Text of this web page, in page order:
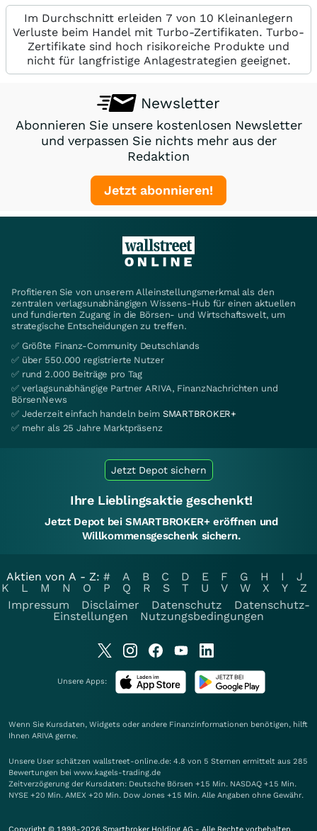
Im Durchschnitt erleiden 7 von 10 Kleinanlegern
Verluste beim Handel mit Turbo-Zertifikaten. Turbo-
Zertifikate sind hoch risikoreiche Produkte und
nicht für langfristige Anlagestrategien geeignet.
Newsletter
Abonnieren Sie unsere kostenlosen Newsletter
und verpassen Sie nichts mehr aus der
Redaktion
Jetzt abonnieren!
Profitieren Sie von unserem Alleinstellungsmerkmal als den
zentralen verlagsunabhängigen Wissens-Hub für einen aktuellen
und fundierten Zugang in die Börsen- und Wirtschaftswelt, um
strategische Entscheidungen zu treffen.
✅ Größte Finanz-Community Deutschlands
✅ über 550.000 registrierte Nutzer
✅ rund 2.000 Beiträge pro Tag
✅ verlagsunabhängige Partner ARIVA, FinanzNachrichten und
BörsenNews
✅ Jederzeit einfach handeln beim SMARTBROKER+
✅ mehr als 25 Jahre Marktpräsenz
Jetzt Depot sichern
Ihre Lieblingsaktie geschenkt!
Jetzt Depot bei SMARTBROKER+ eröffnen und
Willkommensgeschenk sichern.
Aktien von A - Z: # A B C D E F G H I
J
K
L M N O P Q R S T U V W X Y
Z
Impressum
Disclaimer Datenschutz
Datenschutz-
Einstellungen
Nutzungsbedingungen
Unsere Apps:
Wenn Sie Kursdaten, Widgets oder andere Finanzinformationen benötigen, hilft
Ihnen ARIVA gerne.
Unsere User schätzen wallstreet-online.de: 4.8 von 5 Sternen ermittelt aus 285
Bewertungen bei www.kagels-trading.de
Zeitverzögerung der Kursdaten: Deutsche Börsen +15 Min. NASDAQ +15 Min.
NYSE +20 Min. AMEX +20 Min. Dow Jones +15 Min. Alle Angaben ohne Gewähr.